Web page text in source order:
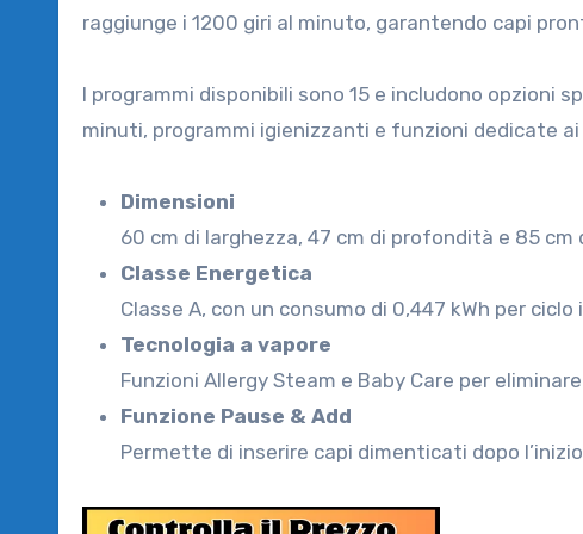
raggiunge i 1200 giri al minuto, garantendo capi
I programmi disponibili sono 15 e includono opzioni
minuti, programmi igienizzanti e funzioni dedicate ai
Dimensioni
60 cm di larghezza, 47 cm di profondità e 85 cm
Classe Energetica
Classe A, con un consumo di 0,447 kWh per ciclo
Tecnologia a vapore
Funzioni Allergy Steam e Baby Care per
Funzione Pause & Add
Permette di inserire capi dimenticati dopo